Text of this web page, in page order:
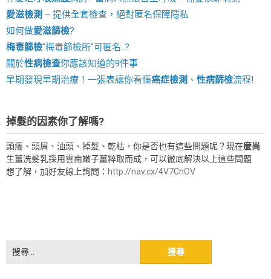
愛滋檢測 – 提供全套檢查，絕對匿名保障隱私
如何做愛滋篩檢?
梅毒篩檢"梅毒篩檢所"可匿名..?
關於性病檢查你應該知道的9件事
早期發現早期治療！一張表讓你看懂癌症檢測 、 性病篩檢流程!
掉髮的因素你了解嗎?
頭癢、頭屑、油頭、掉髮、乾枯，你是否也有這些問題呢？現在麼尚
生薑洗髮乳採用雲南嫩子薑粹取而成，可以徹底解決以上這些問題
想了解，加好友線上詢問： http://nav.cx/4V7CnOV
搜
尋